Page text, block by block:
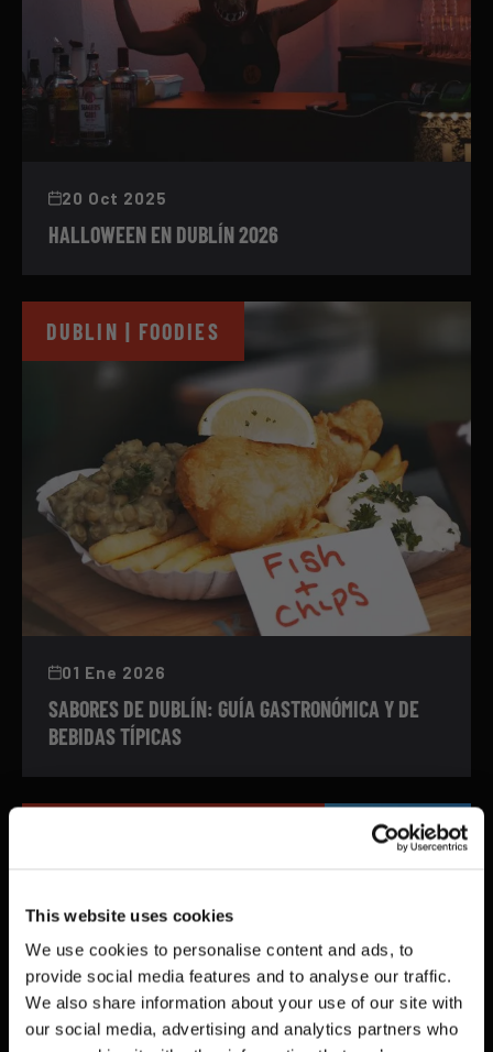
This website uses cookies
We use cookies to personalise content and ads, to
provide social media features and to analyse our traffic.
We also share information about your use of our site with
our social media, advertising and analytics partners who
20 Oct 2025
HALLOWEEN EN DUBLÍN 2026
DUBLIN | FOODIES
01 Ene 2026
SABORES DE DUBLÍN: GUÍA GASTRONÓMICA Y DE
BEBIDAS TÍPICAS